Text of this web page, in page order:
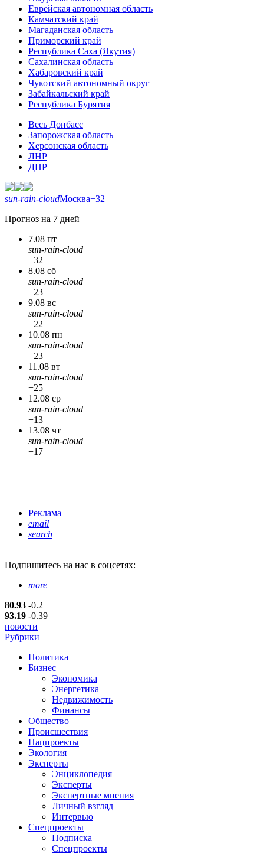
Еврейская автономная область
Камчатский край
Магаданская область
Приморский край
Республика Саха (Якутия)
Сахалинская область
Хабаровский край
Чукотский автономный округ
Забайкальский край
Республика Бурятия
Весь Донбасс
Запорожская область
Херсонская область
ЛНР
ДНР
sun-rain-cloudМосква+32
Прогноз на 7 дней
7.08 пт
sun-rain-cloud
+32
8.08 сб
sun-rain-cloud
+23
9.08 вс
sun-rain-cloud
+22
10.08 пн
sun-rain-cloud
+23
11.08 вт
sun-rain-cloud
+25
12.08 ср
sun-rain-cloud
+13
13.08 чт
sun-rain-cloud
+17
Реклама
email
search
Подпишитесь на нас в соцсетях:
more
80.93 -0.2
93.19 -0.39
новости
Рубрики
Политика
Бизнес
Экономика
Энергетика
Недвижимость
Финансы
Общество
Происшествия
Нацпроекты
Экология
Эксперты
Энциклопедия
Эксперты
Экспертные мнения
Личный взгляд
Интервью
Спецпроекты
Подписка
Спецпроекты